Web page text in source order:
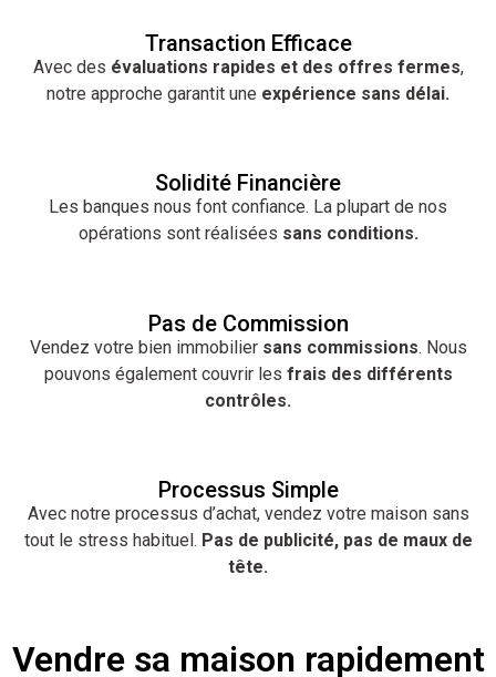
Transaction Efficace
Avec des évaluations rapides et des offres fermes,
notre approche garantit une expérience sans délai.
Solidité Financière
Les banques nous font confiance. La plupart de nos
opérations sont réalisées sans conditions.
Pas de Commission
Vendez votre bien immobilier sans commissions. Nous
pouvons également couvrir les frais des différents
contrôles.
Processus Simple
Avec notre processus d’achat, vendez votre maison sans
tout le stress habituel. Pas de publicité, pas de maux de
tête.
Vendre sa maison rapidement